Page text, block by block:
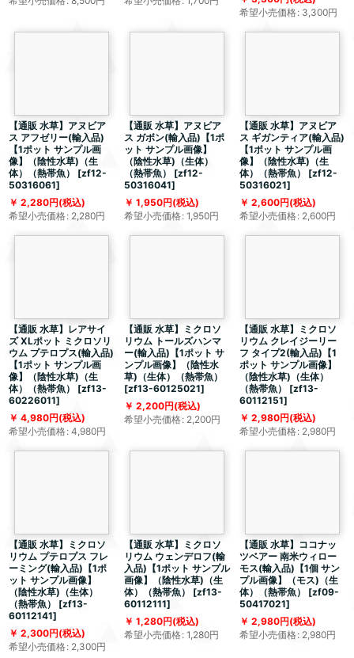
希望小売価格: 3,300円
【通販 水草】アヌビア
ス アフゼリー(輸入品)
【1ポット サンプル画
像】（陰性水草)（生
体）（熱帯魚）
[zf12-
50316061]
2,280円(税込)
希望小売価格: 2,280円
【通販 水草】アヌビア
ス ガボン(輸入品)【1ポ
ット サンプル画像】
（陰性水草)（生体）
（熱帯魚）
[zf12-
50316041]
1,950円(税込)
希望小売価格: 1,950円
【通販 水草】アヌビア
ス ギガンティア(輸入品)
【1ポット サンプル画
像】（陰性水草)（生
体）（熱帯魚）
[zf12-
50316021]
2,600円(税込)
希望小売価格: 2,600円
【通販 水草】レアサイ
ズ XLポット ミクロソリ
ウム プテロプス(輸入品)
【1ポット サンプル画
像】（陰性水草)（生
体）（熱帯魚）
[zf13-
60226011]
4,980円(税込)
希望小売価格: 4,980円
【通販 水草】ミクロソ
リウム トールズハンマ
ー(輸入品)【1ポット サ
ンプル画像】（陰性水
草)（生体）（熱帯魚）
[zf13-60125021]
2,200円(税込)
希望小売価格: 2,200円
【通販 水草】ミクロソ
リウム クレイジーリー
フ タイプ2(輸入品)【1
ポット サンプル画像】
（陰性水草)（生体）
（熱帯魚）
[zf13-
60112151]
2,980円(税込)
希望小売価格: 2,980円
【通販 水草】ミクロソ
リウム プテロプス フレ
ーミング(輸入品)【1ポ
ット サンプル画像】
（陰性水草)（生体）
（熱帯魚）
[zf13-
60112141]
2,300円(税込)
希望小売価格: 2,300円
【通販 水草】ミクロソ
リウム ウェンデロフ(輸
入品)【1ポット サンプル
画像】（陰性水草)（生
体）（熱帯魚）
[zf13-
60112111]
1,280円(税込)
希望小売価格: 1,280円
【通販 水草】ココナッ
ツベアー 南米ウィロー
モス(輸入品)【1個 サン
プル画像】（モス)（生
体）（熱帯魚）
[zf09-
50417021]
2,980円(税込)
希望小売価格: 2,980円